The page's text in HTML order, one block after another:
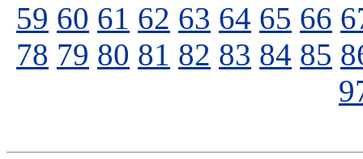
59 60 61 62 63 64 65 66
78 79 80 81 82 83 84 85